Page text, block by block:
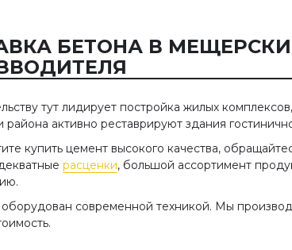
БЕТОНА В
тут лидирует постройка жилых
района активно реставрируют здания
купить цемент высокого качества,
расценки, большой ассортимент
современной техникой. Мы